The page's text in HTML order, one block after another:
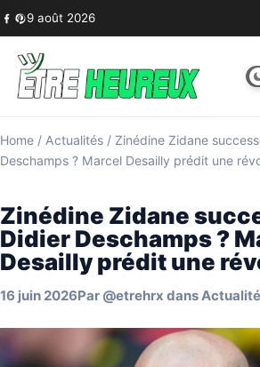
Skip to content
9 août 2026
Home / Actualités / Zinédine Zidane
Deschamps ? Marcel Desailly prédit une
Zinédine Zidane
Didier Deschamps ?
Desailly prédit une
16 juin 2026Par @etrehrx dans